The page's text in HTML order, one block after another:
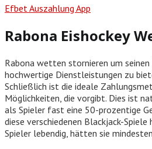
Efbet Auszahlung App
Rabona Eishockey
Rabona wetten stornieren um
hochwertige Dienstleistungen zu
Schließlich ist die ideale
Möglichkeiten, die vorgibt. Dies ist
als Spieler fast eine 50-prozentige
diese verschiedenen Blackjack-
Spieler lebendig, hätten sie